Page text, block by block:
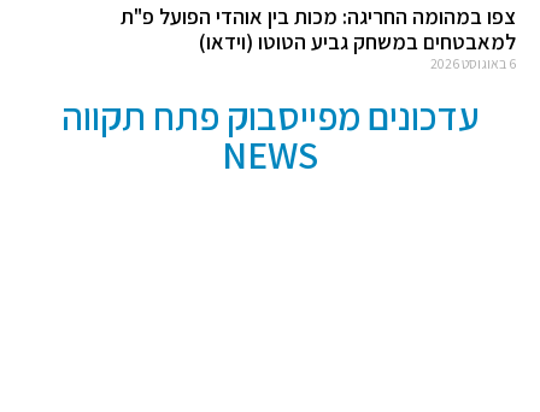
צפו במהומה החריגה: מכות בין אוהדי הפועל פ"ת
למאבטחים במשחק גביע הטוטו (וידאו)
6 באוגוסט 2026
עדכונים מפייסבוק פתח תקווה
NEWS